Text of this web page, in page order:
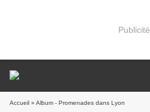
Publicité
Accueil » Album - Promenades dans Lyon